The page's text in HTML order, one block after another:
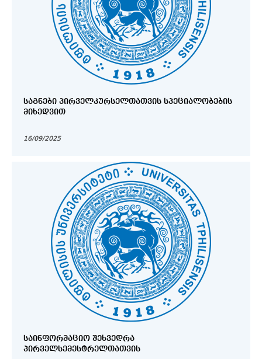
ᲡᲐᲒᲜᲔᲑᲘ ᲞᲘᲠᲕᲔᲚᲙᲣᲠᲡᲔᲚᲗᲐᲗᲕᲘᲡ ᲡᲞᲔᲪᲘᲐᲚᲝᲑᲔᲑᲘᲡ
ᲛᲘᲮᲔᲓᲕᲘᲗ
16/09/2025
ᲡᲐᲘᲜᲤᲝᲠᲛᲐᲪᲘᲝ ᲨᲔᲮᲕᲔᲓᲠᲐ
ᲞᲘᲠᲕᲔᲚᲡᲔᲛᲔᲡᲢᲠᲔᲚᲗᲐᲗᲕᲘᲡ